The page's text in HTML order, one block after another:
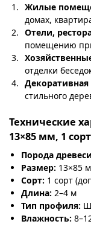
Жилые
домах,
Отели,
помещению
отделки
Декоративная
стильного
Технические
13×85 мм, 1
Порода
Размер: 13×85
Сорт: 1 сорт
Длина: 2–4 м
Тип профиля:
Влажность: